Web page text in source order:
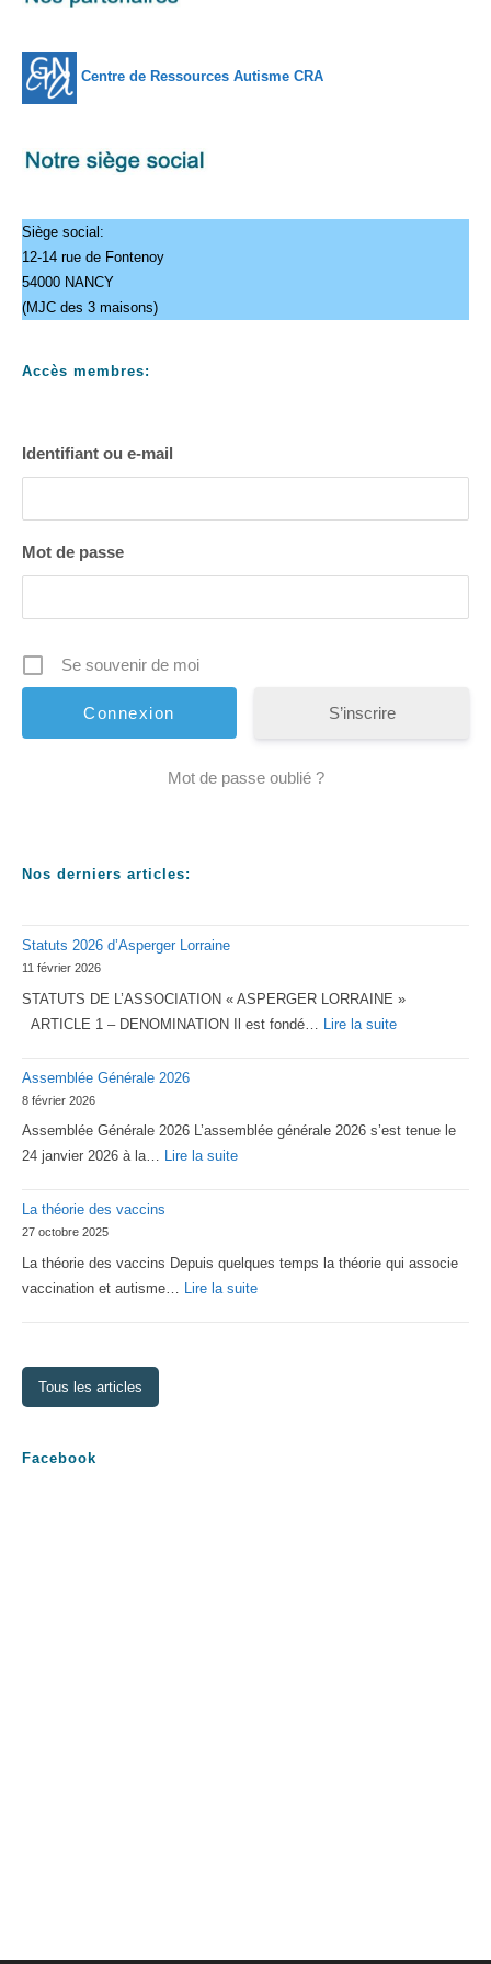
Centre de Ressources Autisme CRA
Siège social:
12-14 rue de Fontenoy
54000 NANCY
(MJC des 3 maisons)
Accès membres:
Identifiant ou e-mail
Mot de passe
Se souvenir de moi
S’inscrire
Mot de passe oublié ?
Nos derniers articles:
Statuts 2026 d’Asperger Lorraine
11 février 2026
STATUTS DE L’ASSOCIATION « ASPERGER LORRAINE »
ARTICLE 1 – DENOMINATION Il est fondé… Lire la suite:
Lorraine
Assemblée Générale 2026
8 février 2026
Assemblée Générale 2026 L’assemblée générale 2026 s’est tenue le
24 janvier 2026 à la… Lire la suite:
La théorie des vaccins
27 octobre 2025
La théorie des vaccins Depuis quelques temps la théorie qui associe
vaccination et autisme… Lire la suite:
Tous les articles
Facebook